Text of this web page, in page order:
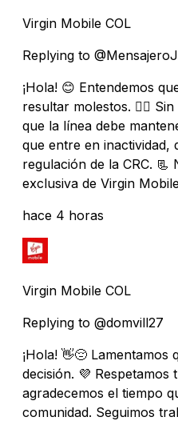
Virgin Mobile COL
Replying to
¡Hola! 😊 Entendemos
resultar molestos. 🙇‍♂️
que la línea debe
que entre en inactividad,
regulación de la CRC. 📃
exclusiva de Virgin
hace 4 horas
Virgin Mobile COL
Replying to @domvill27
¡Hola! 👋😔 Lamentamos
decisión. 💜 Respetamos
agradecemos el tiempo
comunidad. Seguimos